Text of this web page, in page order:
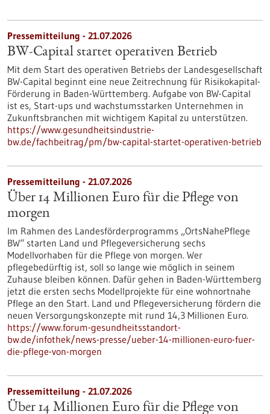
Pressemitteilung - 21.07.2026
BW-Capital startet operativen Betrieb
Mit dem Start des operativen Betriebs der Landesgesellschaft
BW-Capital beginnt eine neue Zeitrechnung für Risikokapital-
Förderung in Baden-Württemberg. Aufgabe von BW-Capital
ist es, Start-ups und wachstumsstarken Unternehmen in
Zukunftsbranchen mit wichtigem Kapital zu unterstützen.
https://www.gesundheitsindustrie-
bw.de/fachbeitrag/pm/bw-capital-startet-operativen-betrieb
Pressemitteilung - 21.07.2026
Über 14 Millionen Euro für die Pflege von
morgen
Im Rahmen des Landesförderprogramms „OrtsNahePflege
BW“ starten Land und Pflegeversicherung sechs
Modellvorhaben für die Pflege von morgen. Wer
pflegebedürftig ist, soll so lange wie möglich in seinem
Zuhause bleiben können. Dafür gehen in Baden-Württemberg
jetzt die ersten sechs Modellprojekte für eine wohnortnahe
Pflege an den Start. Land und Pflegeversicherung fördern die
neuen Versorgungskonzepte mit rund 14,3 Millionen Euro.
https://www.forum-gesundheitsstandort-
bw.de/infothek/news-presse/ueber-14-millionen-euro-fuer-
die-pflege-von-morgen
Pressemitteilung - 21.07.2026
Über 14 Millionen Euro für die Pflege von